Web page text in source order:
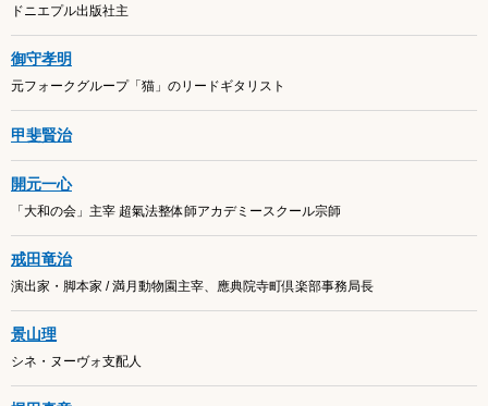
ドニエプル出版社主
御守孝明
元フォークグループ「猫」のリードギタリスト
甲斐賢治
開元一心
「大和の会」主宰 超氣法整体師アカデミースクール宗師
戒田竜治
演出家・脚本家 / 満月動物園主宰、應典院寺町倶楽部事務局長
景山理
シネ・ヌーヴォ支配人